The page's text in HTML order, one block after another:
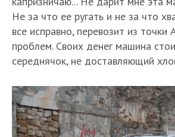
Не за что ее ругать и не за что
все исправно, перевозит из точки
проблем. Своих денег машина
середнячок, не доставляющий